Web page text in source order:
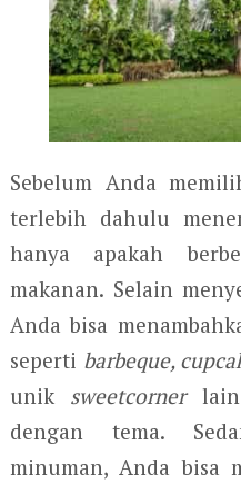
Sebelum Anda
terlebih dahulu
hanya apakah
makanan. Selain
Anda bisa
seperti barbeque,
unik sweetcornerlain
dengan tema.
minuman, Anda bisa